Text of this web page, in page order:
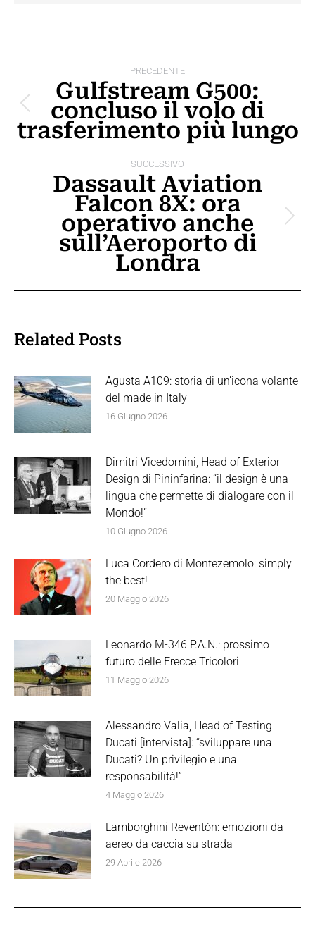
post
PRECEDENTE
Post
precedente:
Gulfstream G500:
concluso il volo di
trasferimento più lungo
SUCCESSIVO
Prossimo
post:
Dassault Aviation
Falcon 8X: ora
operativo anche
sull’Aeroporto di
Londra
Related Posts
Agusta A109: storia di un’icona volante
del made in Italy
16 Giugno 2026
Dimitri Vicedomini, Head of Exterior
Design di Pininfarina: “il design è una
lingua che permette di dialogare con il
Mondo!”
10 Giugno 2026
Luca Cordero di Montezemolo: simply
the best!
20 Maggio 2026
Leonardo M-346 P.A.N.: prossimo
futuro delle Frecce Tricolori
11 Maggio 2026
Alessandro Valia, Head of Testing
Ducati [intervista]: “sviluppare una
Ducati? Un privilegio e una
responsabilità!”
4 Maggio 2026
Lamborghini Reventón: emozioni da
aereo da caccia su strada
29 Aprile 2026